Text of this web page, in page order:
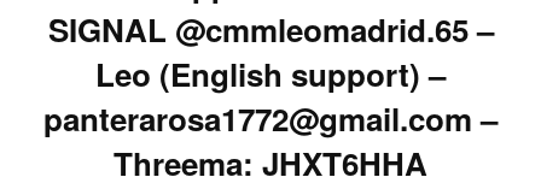
SIGNAL @cmmleomadrid.65 –
Leo (English support) –
panterarosa1772@gmail.com –
Threema: JHXT6HHA